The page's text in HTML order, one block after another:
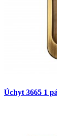
Úchyt 3665 1